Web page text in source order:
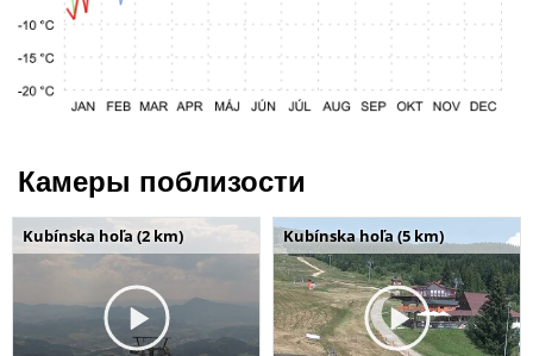
Камеры поблизости
Kubínska hoľa (2 km) Kubínska hoľa (5 km)